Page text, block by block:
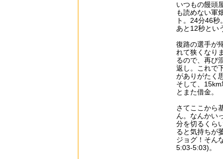
いつもの饅頭
も読めない軍
ト。24分46
あと12秒とい
復路の選手が
れて狭くなり
るので、再び
返し。これで
がありがたく
そして、
とまた借金。
さてここから
ん。なんかい
分を切るくら
ると気持ちが
ジョグ！そん
5:03-5:03)。